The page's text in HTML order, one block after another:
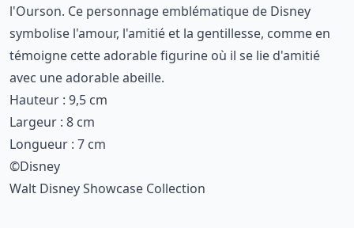
l'Ourson. Ce personnage emblématique de Disney
symbolise l'amour, l'amitié et la gentillesse, comme en
témoigne cette adorable figurine où il se lie d'amitié
avec une adorable abeille.
Hauteur : 9,5 cm
Largeur : 8 cm
Longueur : 7 cm
©Disney
Walt Disney Showcase Collection